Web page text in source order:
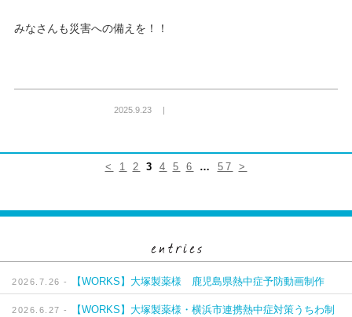
みなさんも災害への備えを！！
2025.9.23 |
< 1 2 3 4 5 6 … 57 >
2026.7.26 - 【WORKS】大塚製薬様 鹿児島県熱中症予防動画制作
2026.6.27 - 【WORKS】大塚製薬様・横浜市連携熱中症対策うちわ制